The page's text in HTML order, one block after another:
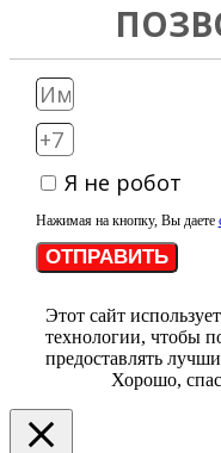
Я не робот
Нажимая на кнопку, Вы даете
ОТПРАВИТЬ
Этот сайт
технологии, чтобы
предоставлять
Хорошо,